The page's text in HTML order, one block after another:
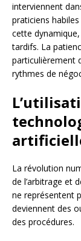
interviennent
praticiens
cette
tardifs. La
particulièrement
rythmes de
La révolution
de l’arbitrage et
ne représentent
deviennent des
des procédures.